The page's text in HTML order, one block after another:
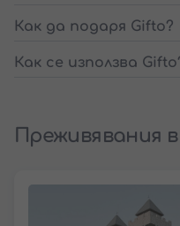
Как да подаря Gifto?
Как се използва
Преживявания